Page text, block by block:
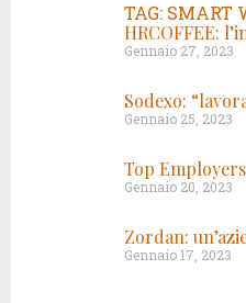
TAG: SMART
HRCOFFEE:
Gennaio 27, 2023
Sodexo:
Gennaio 25, 2023
Top
Gennaio 20, 2023
Zordan:
Gennaio 17, 2023